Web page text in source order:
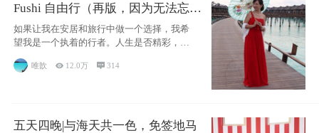
Fushi 自由行（再版，因为无法忘却
的留恋）
如果让我在安居和旅行中做一个选择，我希
望我是一个执着的行者。人生是否精彩，都
源于自己
唯歆  12.0万  314
五天四晚|与海天共一色，免签地马